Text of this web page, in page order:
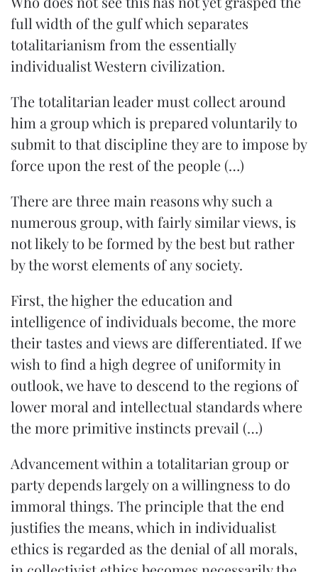
full width of the gulf which separates
totalitarianism from the essentially
individualist Western civilization.
The totalitarian leader must collect around
him a group which is prepared voluntarily to
submit to that discipline they are to impose by
force upon the rest of the people (…)
There are three main reasons why such a
numerous group, with fairly similar views, is
not likely to be formed by the best but rather
by the worst elements of any society.
First, the higher the education and
intelligence of individuals become, the more
their tastes and views are differentiated. If we
wish to find a high degree of uniformity in
outlook, we have to descend to the regions of
lower moral and intellectual standards where
the more primitive instincts prevail (…)
Advancement within a totalitarian group or
party depends largely on a willingness to do
immoral things. The principle that the end
justifies the means, which in individualist
ethics is regarded as the denial of all morals,